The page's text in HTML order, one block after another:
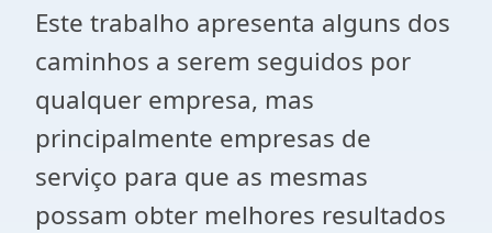
Este trabalho apresenta alguns dos
caminhos a serem seguidos por
qualquer empresa, mas
principalmente empresas de
serviço para que as mesmas
possam obter melhores resultados